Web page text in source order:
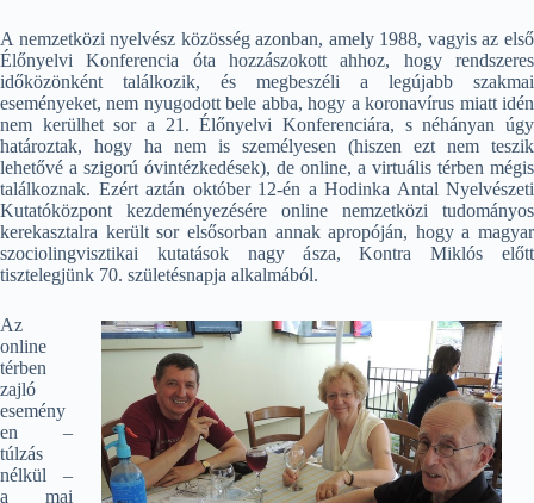
A nemzetközi nyelvész közösség azonban, amely 1988, vagyis az első
Élőnyelvi Konferencia óta hozzászokott ahhoz, hogy rendszeres
időközönként találkozik, és megbeszéli a legújabb szakmai
eseményeket, nem nyugodott bele abba, hogy a koronavírus miatt idén
nem kerülhet sor a 21. Élőnyelvi Konferenciára, s néhányan úgy
határoztak, hogy ha nem is személyesen (hiszen ezt nem teszik
lehetővé a szigorú óvintézkedések), de online, a virtuális térben mégis
találkoznak. Ezért aztán október 12-én a Hodinka Antal Nyelvészeti
Kutatóközpont kezdeményezésére online nemzetközi tudományos
kerekasztalra került sor elsősorban annak apropóján, hogy a magyar
szociolingvisztikai kutatások nagy ásza, Kontra Miklós előtt
tisztelegjünk 70. születésnapja alkalmából.
Az
online
térben
zajló
esemény
en –
túlzás
nélkül –
a mai